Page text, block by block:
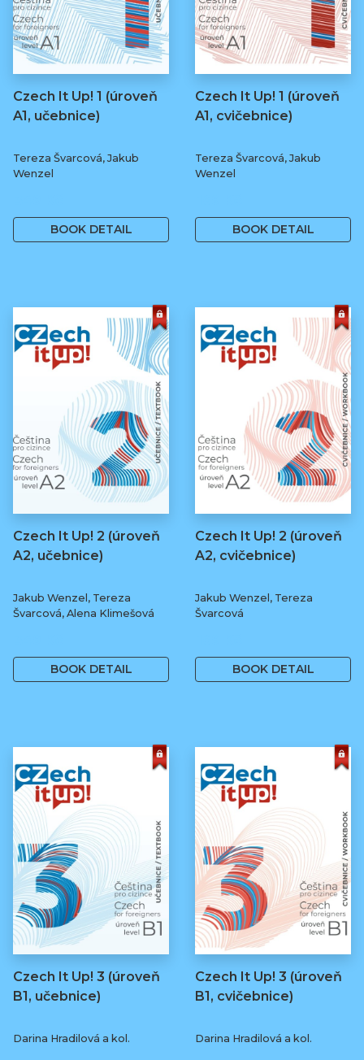
Czech It Up! 1 (úroveň
A1, učebnice)
Tereza Švarcová, Jakub
Wenzel
BOOK DETAIL
Czech It Up! 1 (úroveň
A1, cvičebnice)
Tereza Švarcová, Jakub
Wenzel
BOOK DETAIL
Czech It Up! 2 (úroveň
A2, učebnice)
Jakub Wenzel, Tereza
Švarcová, Alena Klimešová
BOOK DETAIL
Czech It Up! 2 (úroveň
A2, cvičebnice)
Jakub Wenzel, Tereza
Švarcová
BOOK DETAIL
Czech It Up! 3 (úroveň
B1, učebnice)
Darina Hradilová a kol.
Czech It Up! 3 (úroveň
B1, cvičebnice)
Darina Hradilová a kol.